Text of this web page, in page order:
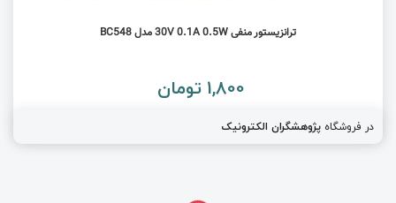
ترانزیستور منفی 30V 0.1A 0.5W مدل BC548
1,800 تومان
در فروشگاه پژوهشگران الکترونیک